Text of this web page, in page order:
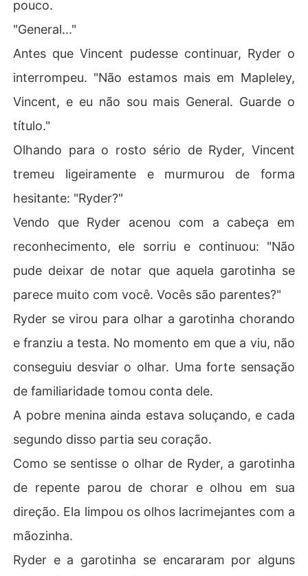
pouco.
"General..."
Antes que Vincent pudesse continuar, Ryder o
interrompeu. "Não estamos mais em Mapleley,
Vincent, e eu não sou mais General. Guarde o
título."
Olhando para o rosto sério de Ryder, Vincent
tremeu ligeiramente e murmurou de forma
hesitante: "Ryder?"
Vendo que Ryder acenou com a cabeça em
reconhecimento, ele sorriu e continuou: "Não
pude deixar de notar que aquela garotinha se
parece muito com você. Vocês são parentes?"
Ryder se virou para olhar a garotinha chorando
e franziu a testa. No momento em que a viu, não
conseguiu desviar o olhar. Uma forte sensação
de familiaridade tomou conta dele.
A pobre menina ainda estava soluçando, e cada
segundo disso partia seu coração.
Como se sentisse o olhar de Ryder, a garotinha
de repente parou de chorar e olhou em sua
direção. Ela limpou os olhos lacrimejantes com a
mãozinha.
Ryder e a garotinha se encararam por alguns